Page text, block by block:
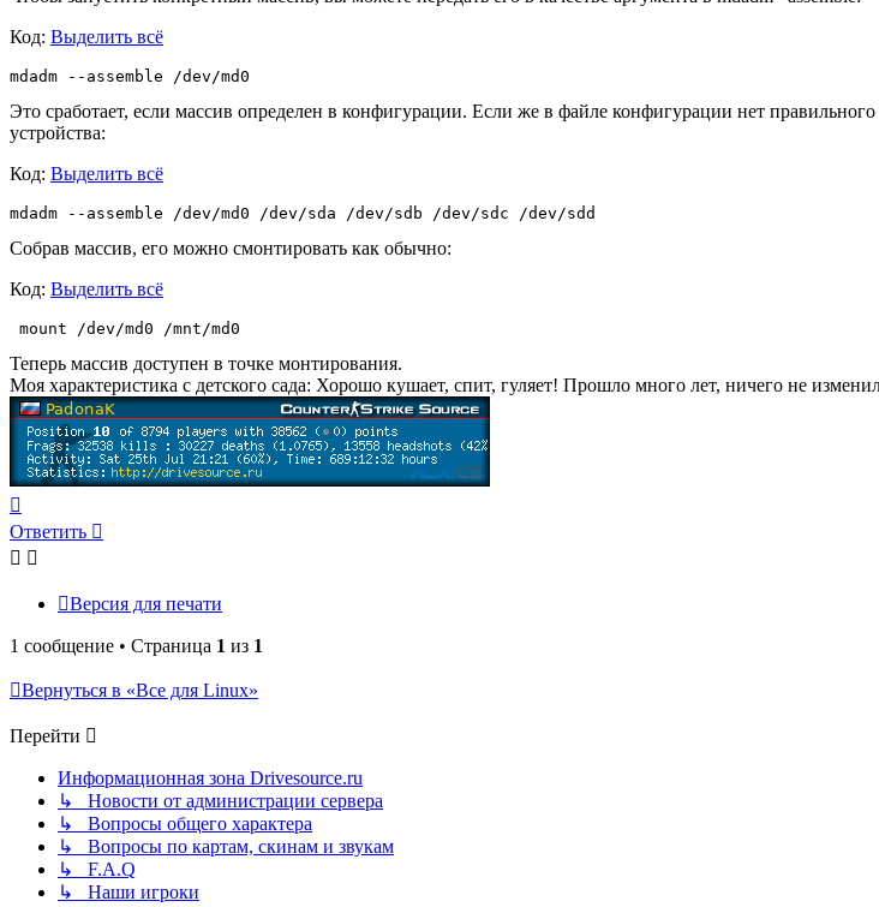
Код: Выделить всё
mdadm --assemble /dev/md0
Это сработает, если массив определен в конфигурации. Если же в файле конфигурации нет
устройства:
Код: Выделить всё
mdadm --assemble /dev/md0 /dev/sda /dev/sdb /dev/sdc /dev/sdd
Собрав массив, его можно смонтировать как обычно:
Код: Выделить всё
mount /dev/md0 /mnt/md0
Теперь массив доступен в точке монтирования.
Моя характеристика с детского сада: Хорошо кушает, спит, гуляет! Прошло много лет, ничего не
к
началу
Ответить
Версия для печати
1 сообщение • Страница 1 из 1
Вернуться в «Все для Linux»
Перейти
Информационная зона Drivesource.ru
↳ Новости от администрации сервера
↳ Вопросы общего характера
↳ Вопросы по картам, скинам и звукам
↳ F.A.Q
↳ Наши игроки